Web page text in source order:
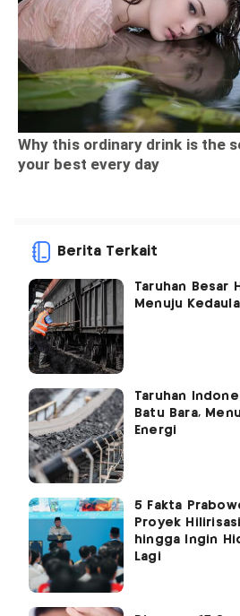
Berita Terkait
Taruhan Besar
Menuju
Taruhan
Batu Bara,
Energi
5 Fakta
Proyek
hingga Ingin
Lagi